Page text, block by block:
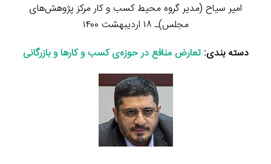
امیر سیاح (مدیر گروه محیط کسب و کار مرکز پژوهش‌های
مجلس)ـ ۱۸ اردیبهشت ۱۴۰۰
دسته بندی: تعارض منافع در حوزه‌ی کسب و کارها و بازرگانی